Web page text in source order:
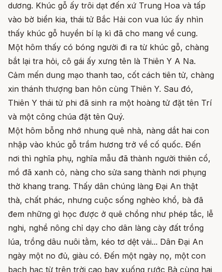
dương. Khúc gỗ ấy trôi dạt đến xứ Trung Hoa và tấp
vào bờ biển kia, thái tử Bắc Hải con vua lúc ấy nhìn
thấy khúc gỗ huyền bí lạ kì đã cho mang về cung.
Một hôm thấy có bóng người đi ra từ khúc gỗ, chàng
bắt lại tra hỏi, cô gái ấy xưng tên là Thiên Y A Na.
Cảm mến dung mạo thanh tao, cốt cách tiên tử, chàng
xin thánh thượng ban hôn cùng Thiên Y. Sau đó,
Thiên Y thái tử phi đã sinh ra một hoàng tử đặt tên Trí
và một công chúa đặt tên Quý.
Một hôm bỗng nhớ nhung quê nhà, nàng dắt hai con
nhập vào khúc gỗ trầm hương trở về cố quốc. Đến
nơi thì nghĩa phụ, nghĩa mẫu đã thành người thiên cổ,
mồ đã xanh cỏ, nàng cho sửa sang thành nơi phụng
thờ khang trang. Thấy dân chúng làng Đại An thật
thà, chất phác, nhưng cuộc sống nghèo khổ, bà đã
đem những gì học được ở quê chồng như phép tắc, lễ
nghi, nghề nông chỉ dạy cho dân làng cày đất trồng
lúa, trồng dâu nuôi tằm, kéo tơ dệt vải... Dân Đại An
ngày một no đủ, giàu có. Đến một ngày nọ, một con
bạch hạc từ trên trời cao bay xuống rước Bà cùng hai